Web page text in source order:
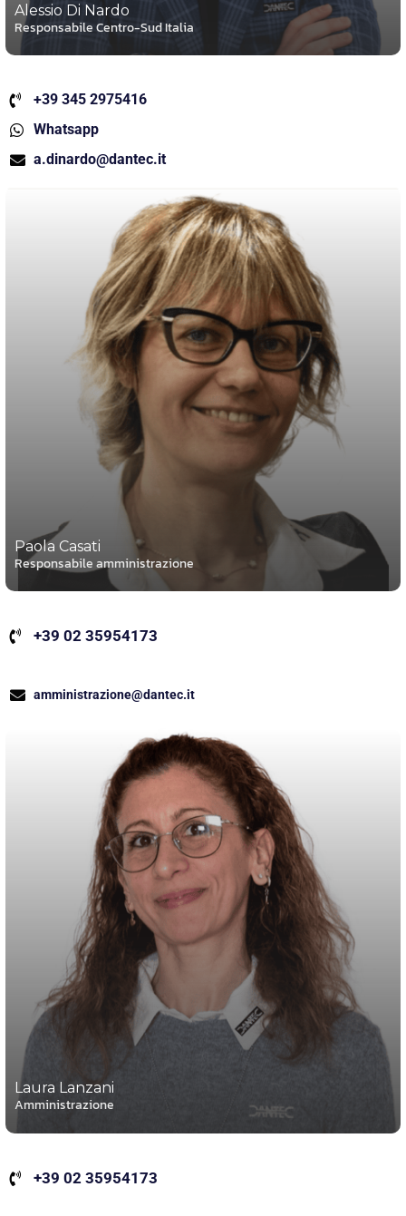
Alessio Di Nardo
Responsabile Centro-Sud Italia
+39 345 2975416
Whatsapp
a.dinardo@dantec.it
Paola Casati
Responsabile amministrazione
+39 02 35954173
amministrazione@dantec.it
Laura Lanzani
Amministrazione
+39 02 35954173